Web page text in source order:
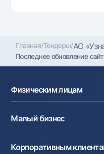
Главная/Тендеры/АО
Последнее обновление
Физическим лицам
Вклады
Карты
Курсы валют
Малый бизнес
Кредиты
Корпоративным